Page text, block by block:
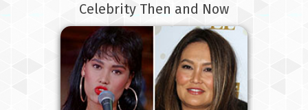
Celebrity Then and Now